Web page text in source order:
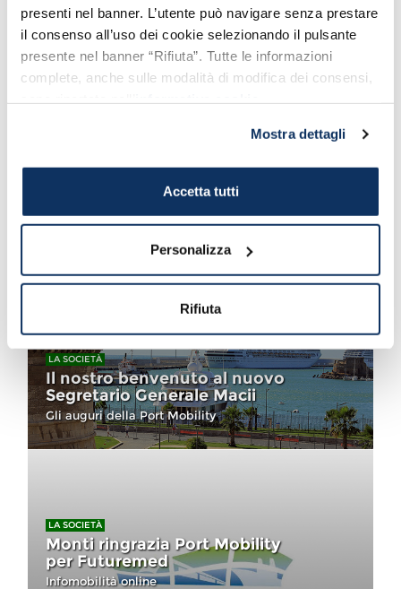
presenti nel banner. L’utente può navigare senza prestare
il consenso all’uso dei cookie selezionando il pulsante
presente nel banner “Rifiuta”. Tutte le informazioni
complete, anche sulle modalità di modifica dei consensi,
Mostra dettagli
Accetta tutti
Personalizza
Rifiuta
Ti potrebbe interessare
anche...
Comunicazione ed
Informazione Web
LA SOCIETÀ
Il nostro benvenuto al nuovo
Segretario Generale Macii
Gli auguri della Port Mobility
LA SOCIETÀ
Monti ringrazia Port Mobility
per Futuremed
Infomobilità online